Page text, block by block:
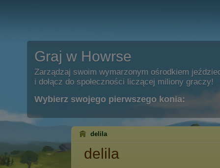
Graj w Howrse
Zarządzaj swoim wymarzonym ośrodkiem
i dołącz do społeczności liczącej miliony graczy!
Wybierz swojego pierwszego konia:
delila
delila